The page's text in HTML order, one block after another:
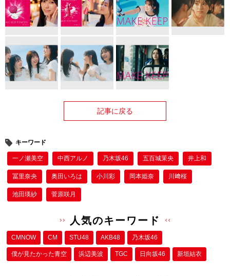
記事に戻る
キーワード
一ノ瀬美空 中西アルノ 乃木坂46 五百城茉央 井上和
冨里奈央 奥田いろは 小川彩 岡本姫奈 川﨑桜
池田瑛紗 菅原咲月
人気のキーワード
CMNOW CM STU48 AKB48 乃木坂46
僕が⾒たかった⻘空 浜辺美波 TGC 日向坂46 新垣結衣